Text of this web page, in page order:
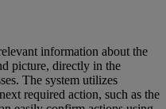
information about the
picture, directly in the
The system utilizes
required action, such as the